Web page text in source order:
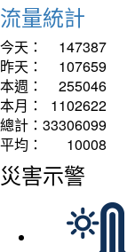
流量統計
今天：
147387
昨天：
107659
本週：
255046
本月：
1102622
總計： 33306099
平均：
10008
災害示警